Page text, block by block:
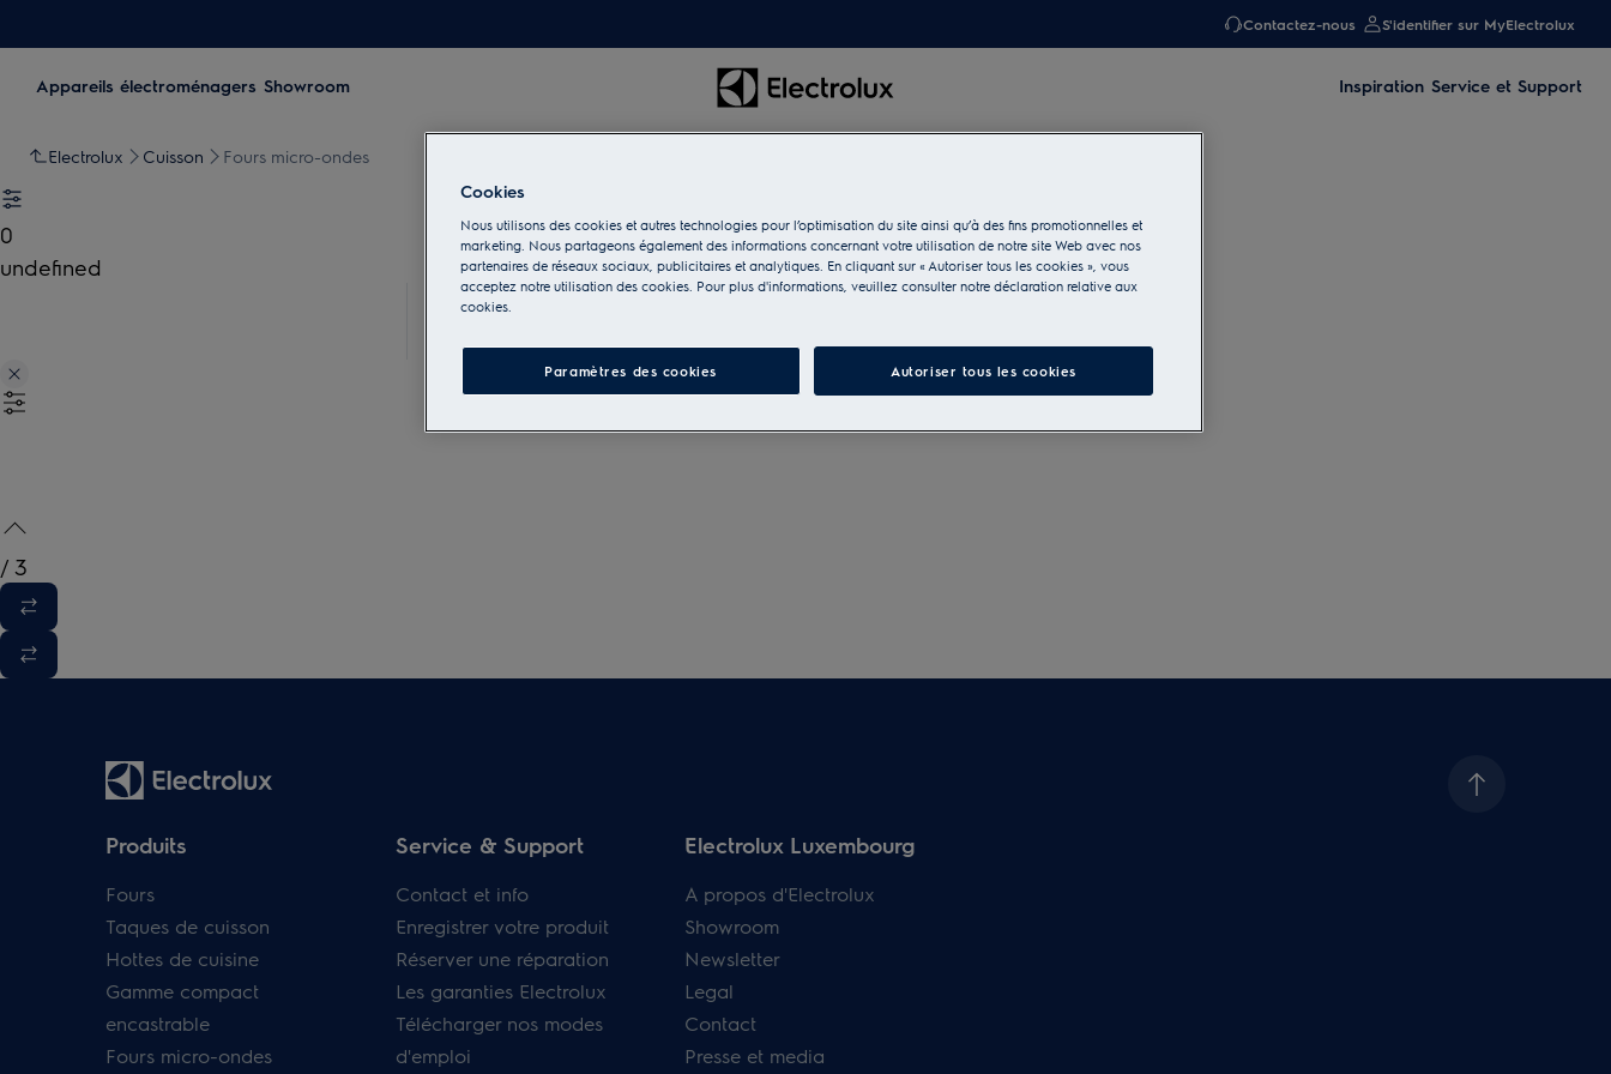
Contactez-nous S'identifier sur MyElectrolux
Appareils électroménagers Showroom Inspiration Service et Support
Electrolux Cuisson Fours micro-ondes
0
undefined
/ 3
Produits
Fours
Taques de cuisson
Hottes de cuisine
Gamme compact
encastrable
Fours micro-ondes
Service & Support
Contact et info
Enregistrer votre produit
Réserver une réparation
Les garanties Electrolux
Télécharger nos modes
d'emploi
Electrolux Luxembourg
A propos d'Electrolux
Showroom
Newsletter
Legal
Contact
Presse et media
Cookies
Nous utilisons des cookies et autres technologies pour l’optimisation du site ainsi qu’à des fins promotionnelles et
marketing. Nous partageons également des informations concernant votre utilisation de notre site Web avec nos
partenaires de réseaux sociaux, publicitaires et analytiques. En cliquant sur « Autoriser tous les cookies », vous
acceptez notre utilisation des cookies. Pour plus d'informations, veuillez consulter notre déclaration relative aux
cookies.
Paramètres des cookies Autoriser tous les cookies